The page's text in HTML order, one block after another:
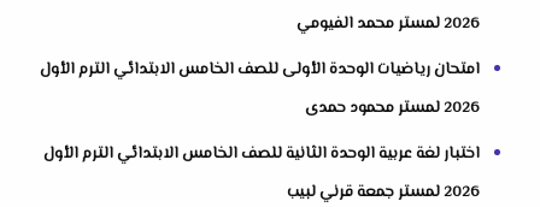
2026 لمستر محمد الفيومي
امتحان رياضيات الوحدة الأولى للصف الخامس الابتدائي الترم الأول
2026 لمستر محمود حمدى
اختبار لغة عربية الوحدة الثانية للصف الخامس الابتدائي الترم الأول
2026 لمستر جمعة قرني لبيب